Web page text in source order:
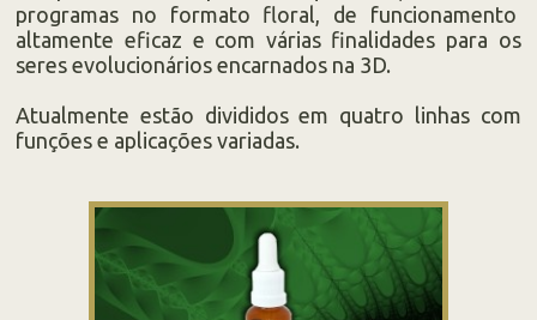
programas no formato floral, de funcionamento
altamente eficaz e com várias finalidades para os
seres evolucionários encarnados na 3D.
Atualmente estão divididos em quatro linhas com
funções e aplicações variadas.